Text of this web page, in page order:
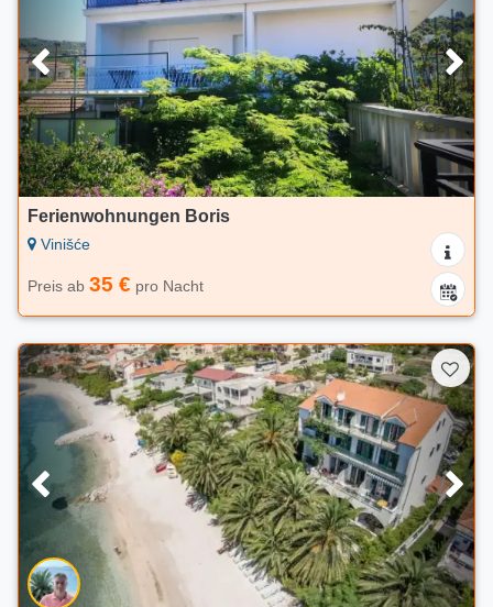
Ferienwohnungen Boris
Vinišće
Preis ab 35 € pro Nacht